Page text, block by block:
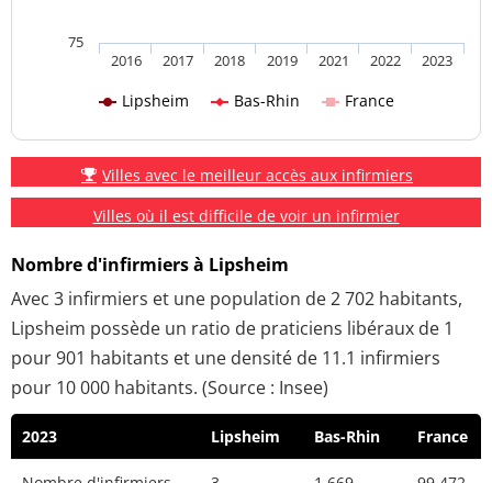
Lipsheim Bas-Rhin France
2016 2017 2018 2019 2021 2022 2023
75
Villes avec le meilleur accès aux infirmiers
Villes où il est difficile de voir un infirmier
Nombre d'infirmiers à Lipsheim
Avec 3 infirmiers et une population de 2 702 habitants,
Lipsheim possède un ratio de praticiens libéraux de 1
pour 901 habitants et une densité de 11.1 infirmiers
pour 10 000 habitants. (Source : Insee)
2023 Lipsheim Bas-Rhin France